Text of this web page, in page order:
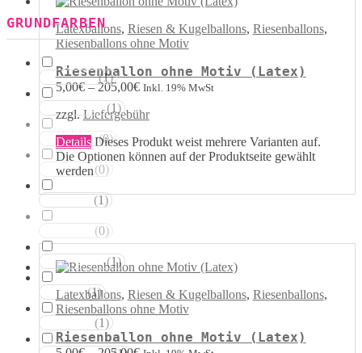
Latexballons, Riesen & Kugelballons, Riesenballons,
Riesenballons ohne Motiv
Riesenballon ohne Motiv (Latex)
5,00€–205,00€ Inkl. 19% MwSt
zzgl.Liefergebühr
Details Dieses Produkt weist mehrere Varianten auf.
Die Optionen können auf der Produktseite gewählt
werden
Latexballons, Riesen & Kugelballons, Riesenballons,
Riesenballons ohne Motiv
Riesenballon ohne Motiv (Latex)
GRUNDFARBEN
Weisstöne (1)
Transparent (1)
Silbertöne (0)
Grautöne (0)
(1)
(0)
Orangetöne (1)
Rottöne (1)
(1)